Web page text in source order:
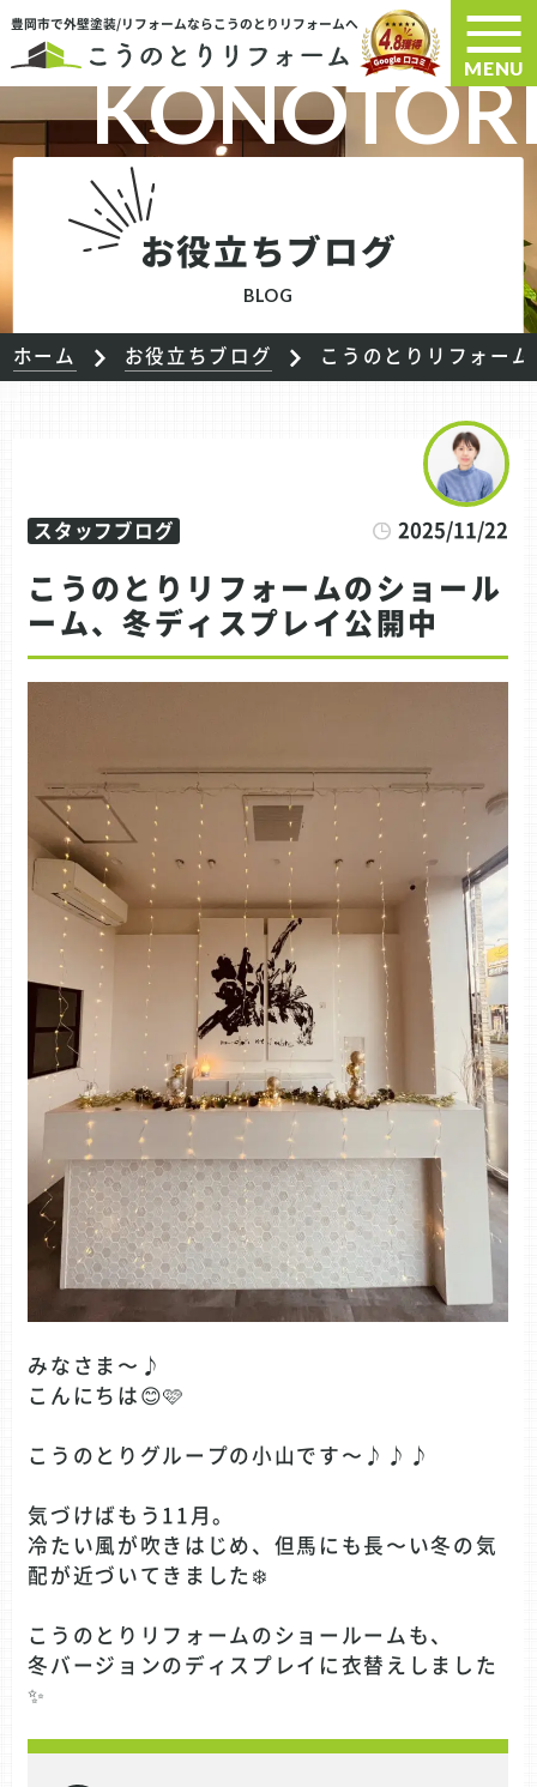
豊岡市で外壁塗装/リフォームならこうのとりリフォームへ
MENU
お役立ちブログ
BLOG
ホーム お役立ちブログ こうのとりリフォー
スタッフブログ 2025/11/22
こうのとりリフォームのショール
ーム、冬ディスプレイ公開中
みなさま〜♪
こんにちは😊🩷
こうのとりグループの小山です〜♪♪♪
気づけばもう11月。
冷たい風が吹きはじめ、但馬にも長〜い冬の気
配が近づいてきました❄️
こうのとりリフォームのショールームも、
冬バージョンのディスプレイに衣替えしました
✨